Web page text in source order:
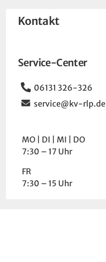
Kontakt
Service-Center
Telefon
06131 326-326
Email
service@kv-rlp.de
Wochentag Uhrzeit
MO DI MI
DO
7:30 – 17 Uhr
FR
7:30 – 15 Uhr